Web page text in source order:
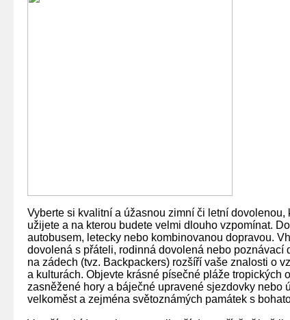
Vyberte si kvalitní a úžasnou zimní či letní dovolenou,
užijete a na kterou budete velmi dlouho vzpomínat.
autobusem, letecky nebo kombinovanou dopravou.
dovolená s přáteli, rodinná dovolená nebo poznávací
na zádech (tvz. Backpackers) rozšíří vaše znalosti o
a kulturách. Objevte krásné písečné pláže tropických
zasněžené hory a báječné upravené sjezdovky nebo
velkoměst a zejména světoznámých památek s